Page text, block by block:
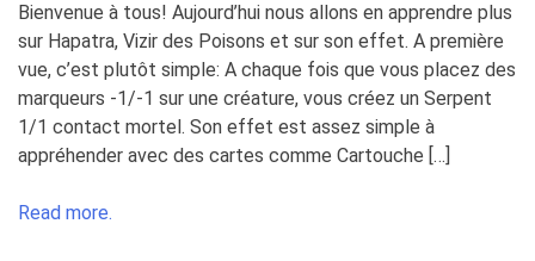
Bienvenue à tous! Aujourd’hui nous allons en apprendre plus
sur Hapatra, Vizir des Poisons et sur son effet. A première
vue, c’est plutôt simple: A chaque fois que vous placez des
marqueurs -1/-1 sur une créature, vous créez un Serpent
1/1 contact mortel. Son effet est assez simple à
appréhender avec des cartes comme Cartouche […]
Read more.